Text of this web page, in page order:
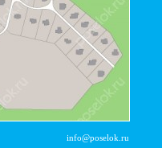
info@poselok.ru